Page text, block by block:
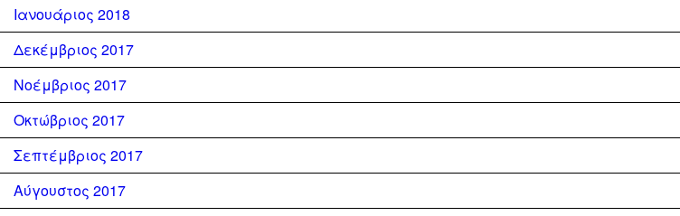
Ιανουάριος 2018
Δεκέμβριος 2017
Νοέμβριος 2017
Οκτώβριος 2017
Σεπτέμβριος 2017
Αύγουστος 2017